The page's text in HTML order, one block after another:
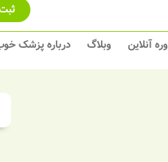
آنلاین وبلاگ درباره پزشک